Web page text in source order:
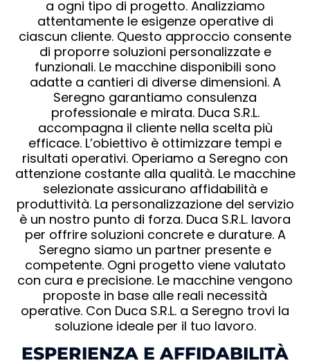
a ogni tipo di progetto. Analizziamo
attentamente le esigenze operative di
ciascun cliente. Questo approccio consente
di proporre soluzioni personalizzate e
funzionali. Le macchine disponibili sono
adatte a cantieri di diverse dimensioni. A
Seregno garantiamo consulenza
professionale e mirata. Duca S.R.L.
accompagna il cliente nella scelta più
efficace. L’obiettivo è ottimizzare tempi e
risultati operativi. Operiamo a Seregno con
attenzione costante alla qualità. Le macchine
selezionate assicurano affidabilità e
produttività. La personalizzazione del servizio
è un nostro punto di forza. Duca S.R.L. lavora
per offrire soluzioni concrete e durature. A
Seregno siamo un partner presente e
competente. Ogni progetto viene valutato
con cura e precisione. Le macchine vengono
proposte in base alle reali necessità
operative. Con Duca S.R.L. a Seregno trovi la
soluzione ideale per il tuo lavoro.
ESPERIENZA E AFFIDABILITÀ